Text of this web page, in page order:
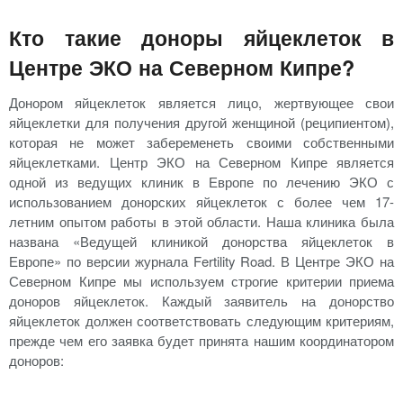
Кто такие доноры яйцеклеток в
Центре ЭКО на Северном Кипре?
Донором яйцеклеток является лицо, жертвующее свои
яйцеклетки для получения другой женщиной (реципиентом),
которая не может забеременеть своими собственными
яйцеклетками. Центр ЭКО на Северном Кипре является
одной из ведущих клиник в Европе по лечению ЭКО с
использованием донорских яйцеклеток с более чем 17-
летним опытом работы в этой области. Наша клиника была
названа «Ведущей клиникой донорства яйцеклеток в
Европе» по версии журнала Fertility Road. В Центре ЭКО на
Северном Кипре мы используем строгие критерии приема
доноров яйцеклеток. Каждый заявитель на донорство
яйцеклеток должен соответствовать следующим критериям,
прежде чем его заявка будет принята нашим координатором
доноров: